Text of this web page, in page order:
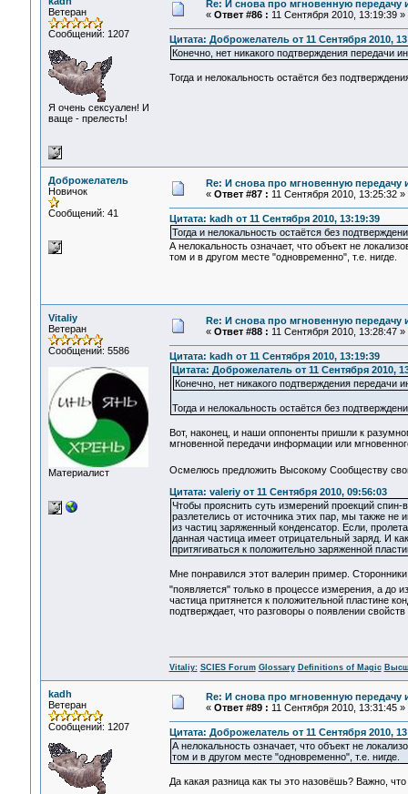
Ветеран
Сообщений: 1207
Я очень сексуален! И
ваще - прелесть!
Re: И снова про мгновенную
« Ответ #86 : 11 Сентября 2010, 13:19:39 »
Цитата: Доброжелатель от 11 Сентября 2010,
Конечно, нет никакого подтверждения передачи
Тогда и нелокальность остаётся без
Доброжелатель
Новичок
Сообщений: 41
Re: И снова про мгновенную
« Ответ #87 : 11 Сентября 2010, 13:25:32 »
Цитата: kadh от 11 Сентября 2010, 13:19:39
Тогда и нелокальность остаётся без
А нелокальность означает, что объект не
том и в другом месте "одновременно", т.е. нигде.
Vitaliy
Ветеран
Сообщений: 5586
Материалист
Re: И снова про мгновенную
« Ответ #88 : 11 Сентября 2010, 13:28:47 »
Цитата: kadh от 11 Сентября 2010, 13:19:39
Цитата: Доброжелатель от 11 Сентября 2010,
Конечно, нет никакого подтверждения
Тогда и нелокальность остаётся без
Вот, наконец, и наши оппоненты пришли к
мгновенной передачи информации или
Осмелюсь предложить Высокому Сообществу
Цитата: valeriy от 11 Сентября 2010, 09:56:03
Чтобы прояснить суть измерений проекций
разлетелись от источника этих пар, мы также
из частиц заряженный конденсатор. Если,
данная частица имеет отрицательный заряд. И
притягиваться к положительно заряженной
Мне понравился этот валерин пример.
"появляется" только в процессе измерения, а до
частица притянется к положительной пластине
подтверждает, что разговоры о появлении
Vitaliy: SCIES Forum Glossary Definitions of Magic
kadh
Ветеран
Сообщений: 1207
Re: И снова про мгновенную
« Ответ #89 : 11 Сентября 2010, 13:31:45 »
Цитата: Доброжелатель от 11 Сентября 2010,
А нелокальность означает, что объект не
том и в другом месте "одновременно", т.е. нигде.
Да какая разница как ты это назовёшь? Важно,